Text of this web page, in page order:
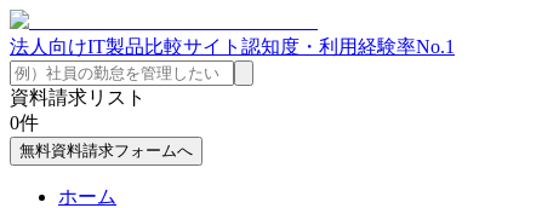
法人向けIT製品比較サイト 認知度・利用経験率No.1
資料請求リスト
0件
無料資料請求フォームへ
ホーム